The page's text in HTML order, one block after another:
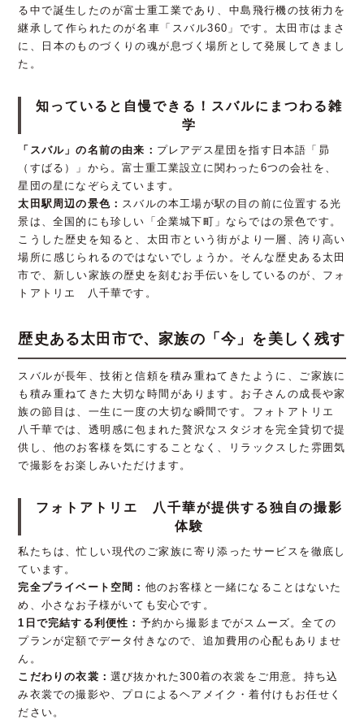
る中で誕生したのが富士重工業であり、中島飛行機の技術力を
継承して作られたのが名車「スバル360」です。太田市はまさ
に、日本のものづくりの魂が息づく場所として発展してきまし
た。
知っていると自慢できる！スバルにまつわる雑
学
「スバル」の名前の由来： プレアデス星団を指す日本語「昴
（すばる）」から。富士重工業設立に関わった6つの会社を、
星団の星になぞらえています。
太田駅周辺の景色： スバルの本工場が駅の目の前に位置する光
景は、全国的にも珍しい「企業城下町」ならではの景色です。
こうした歴史を知ると、太田市という街がより一層、誇り高い
場所に感じられるのではないでしょうか。そんな歴史ある太田
市で、新しい家族の歴史を刻むお手伝いをしているのが、フォ
トアトリエ 八千華です。
歴史ある太田市で、家族の「今」を美しく残す
スバルが長年、技術と信頼を積み重ねてきたように、ご家族に
も積み重ねてきた大切な時間があります。お子さんの成長や家
族の節目は、一生に一度の大切な瞬間です。フォトアトリエ
八千華では、透明感に包まれた贅沢なスタジオを完全貸切で提
供し、他のお客様を気にすることなく、リラックスした雰囲気
で撮影をお楽しみいただけます。
フォトアトリエ 八千華が提供する独自の撮影
体験
私たちは、忙しい現代のご家族に寄り添ったサービスを徹底し
ています。
完全プライベート空間： 他のお客様と一緒になることはないた
め、小さなお子様がいても安心です。
1日で完結する利便性： 予約から撮影までがスムーズ。全ての
プランが定額でデータ付きなので、追加費用の心配もありませ
ん。
こだわりの衣裳： 選び抜かれた300着の衣裳をご用意。持ち込
み衣裳での撮影や、プロによるヘアメイク・着付けもお任せく
ださい。